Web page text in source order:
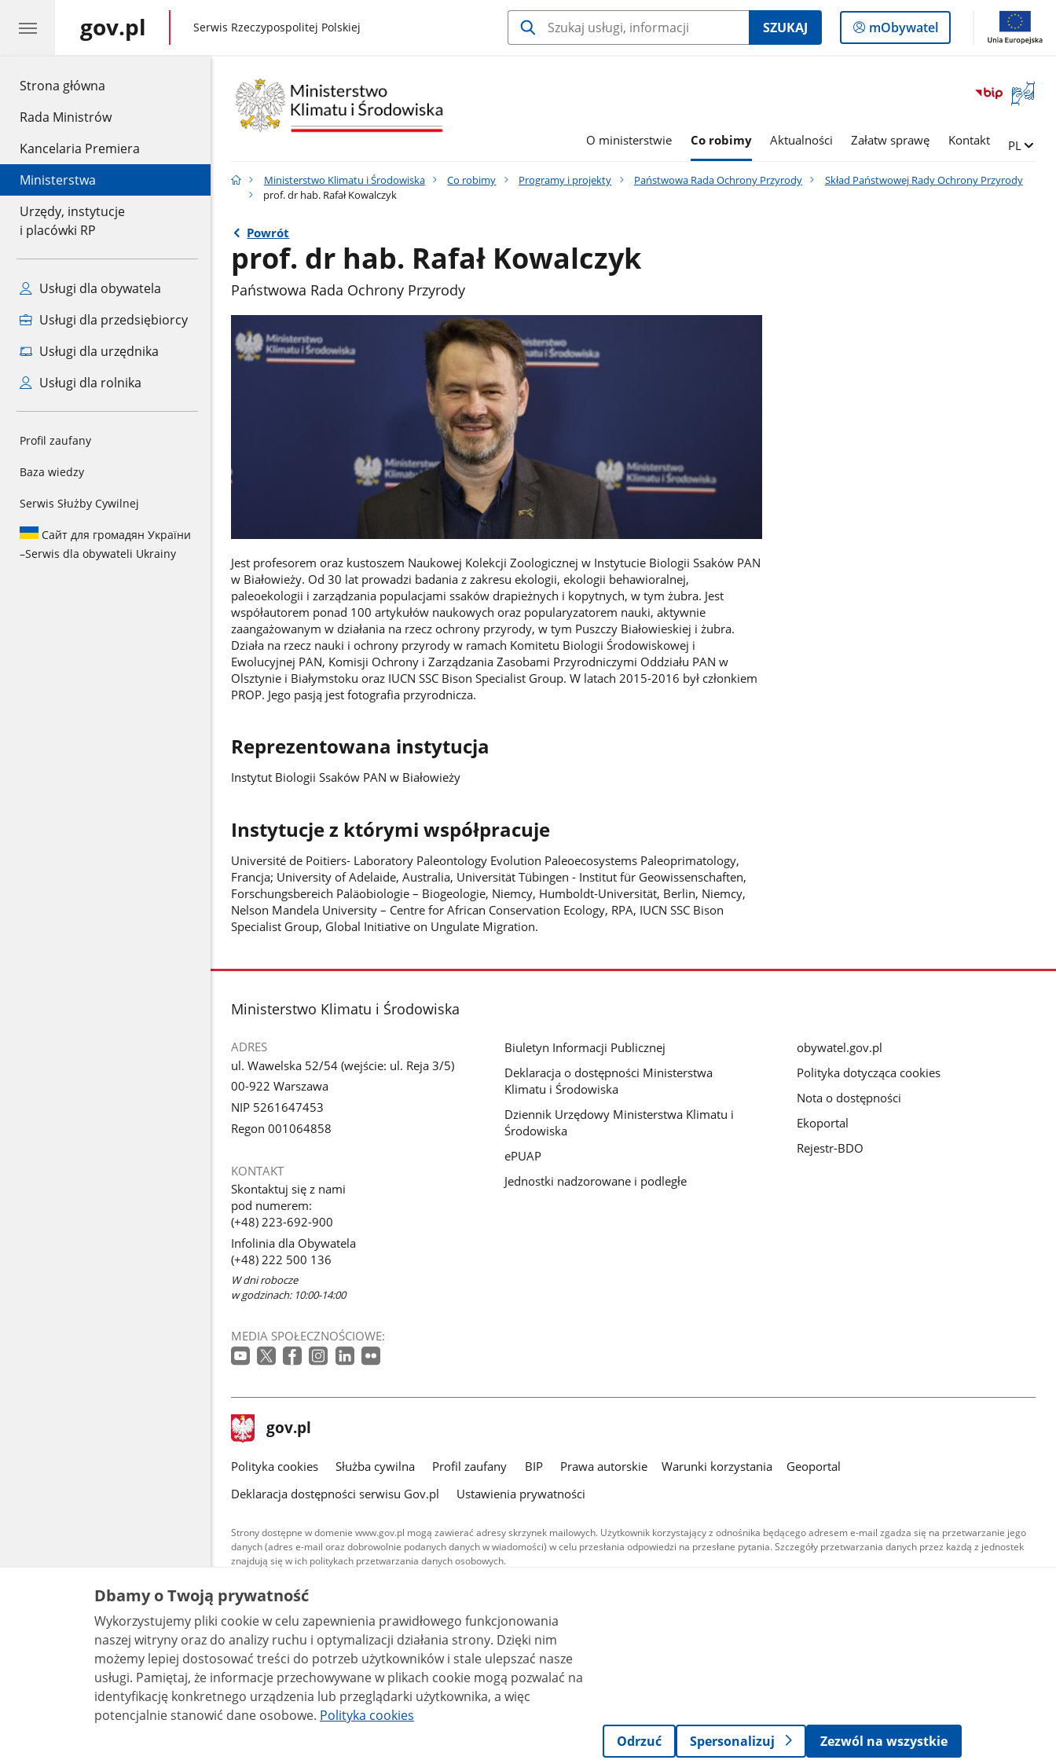
Strona główna
Rada Ministrów
Kancelaria Premiera
Ministerstwa
Urzędy, instytucje
i placówki RP
Usługi dla obywatela
Usługi dla przedsiębiorcy
Usługi dla urzędnika
Usługi dla rolnika
Profil zaufany
Baza wiedzy
Serwis Służby Cywilnej
Сайт для громадян України
–Serwis dla obywateli Ukrainy
gov.pl gov.pl
Serwis Rzeczypospolitej Polskiej SZUKAJ
Logowanie
do
mObywatel
Otwórz
okno
języka
O ministerstwie Co robimy Aktualności Załatw sprawę Kontakt Zmień
PL
Ministerstwo Klimatu i Środowiska Co robimy Programy i projekty Państwowa Rada Ochrony Przyrody
Skład Państwowej Rady Ochrony Przyrody
prof. dr hab. Rafał Kowalczyk
Powrót
prof. dr hab. Rafał Kowalczyk
Państwowa Rada Ochrony Przyrody
Jest profesorem oraz kustoszem Naukowej Kolekcji Zoologicznej w Instytucie Biologii Ssaków PAN
w Białowieży. Od 30 lat prowadzi badania z zakresu ekologii, ekologii behawioralnej,
paleoekologii i zarządzania populacjami ssaków drapieżnych i kopytnych, w tym żubra. Jest
współautorem ponad 100 artykułów naukowych oraz popularyzatorem nauki, aktywnie
zaangażowanym w działania na rzecz ochrony przyrody, w tym Puszczy Białowieskiej i żubra.
Działa na rzecz nauki i ochrony przyrody w ramach Komitetu Biologii Środowiskowej i
Ewolucyjnej PAN, Komisji Ochrony i Zarządzania Zasobami Przyrodniczymi Oddziału PAN w
Olsztynie i Białymstoku oraz IUCN SSC Bison Specialist Group. W latach 2015-2016 był członkiem
PROP. Jego pasją jest fotografia przyrodnicza.
Reprezentowana instytucja
Instytut Biologii Ssaków PAN w Białowieży
Instytucje z którymi współpracuje
Université de Poitiers- Laboratory Paleontology Evolution Paleoecosystems Paleoprimatology,
Francja; University of Adelaide, Australia, Universität Tübingen - Institut für Geowissenschaften,
Forschungsbereich Paläobiologie – Biogeologie, Niemcy, Humboldt-Universität, Berlin, Niemcy,
Nelson Mandela University – Centre for African Conservation Ecology, RPA, IUCN SSC Bison
Specialist Group, Global Initiative on Ungulate Migration.
stopka
Ministerstwo Klimatu i Środowiska
ADRES
ul. Wawelska 52/54 (wejście: ul. Reja 3/5)
00-922 Warszawa
NIP 5261647453
Regon 001064858
KONTAKT
Skontaktuj się z nami
pod numerem:
(+48) 223-692-900
Infolinia dla Obywatela
(+48) 222 500 136
W dni robocze
w godzinach: 10:00-14:00
MEDIA SPOŁECZNOŚCIOWE:
Biuletyn Informacji Publicznej
Deklaracja o dostępności Ministerstwa
Klimatu i Środowiska
Dziennik Urzędowy Ministerstwa Klimatu i
Środowiska
ePUAP
Jednostki nadzorowane i podległe
obywatel.gov.pl
Polityka dotycząca cookies
Nota o dostępności
Ekoportal
Rejestr-BDO
stopka
gov.pl Strona
gov.pl
gov.pl
Polityka cookies Służba cywilna Profil zaufany BIP Prawa autorskie Warunki korzystania
Geoportal
Deklaracja dostępności serwisu Gov.pl
Ustawienia prywatności
Strony dostępne w domenie www.gov.pl mogą zawierać adresy skrzynek mailowych. Użytkownik korzystający z odnośnika będącego adresem e-mail zgadza się na przetwarzanie jego
danych (adres e-mail oraz dobrowolnie podanych danych w wiadomości) w celu przesłania odpowiedzi na przesłane pytania. Szczegóły przetwarzania danych przez każdą z jednostek
znajdują się w ich politykach przetwarzania danych osobowych.
Treści tekstowe publikowane w serwisie (z wyłączeniem treści audiowizualnych), są
udostępniane na licencji typu Creative Commons: uznanie autorstwa - na tych samych
warunkach 4.0 (CC BY-SA 4.0). Materiały audiowizualne, w tym zdjęcia, materiały audio i wideo,
są udostępniane na licencji typu Creative Commons: uznanie autorstwa użycie niekomercyjne -
bez utworów zależnych 4.0 (CC BY-NC-ND 4.0), o ile nie jest to stwierdzone inaczej.
Dbamy o Twoją prywatność
Wykorzystujemy pliki cookie w celu zapewnienia prawidłowego funkcjonowania
naszej witryny oraz do analizy ruchu i optymalizacji działania strony. Dzięki nim
możemy lepiej dostosować treści do potrzeb użytkowników i stale ulepszać nasze
usługi. Pamiętaj, że informacje przechowywane w plikach cookie mogą pozwalać na
identyfikację konkretnego urządzenia lub przeglądarki użytkownika, a więc
potencjalnie stanowić dane osobowe. Polityka cookies
Odrzuć
Spersonalizuj Zezwól na wszystkie